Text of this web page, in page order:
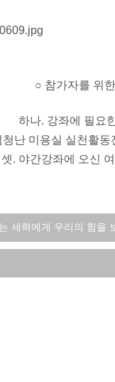
○ 참가자를 위
하나. 강좌에 필요
청난 미용실 실천활동
셋. 야간강좌에 오신
세력에게 우리의 힘을